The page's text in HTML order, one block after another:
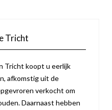
Tricht
Tricht koopt u eerlijk
afkomstig uit de
verkocht om
Daarnaast hebben